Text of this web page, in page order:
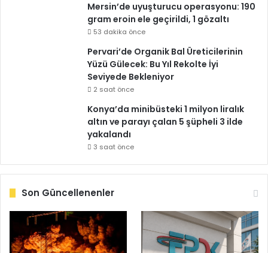
Mersin’de uyuşturucu operasyonu: 190
gram eroin ele geçirildi, 1 gözaltı
53 dakika önce
Pervari’de Organik Bal Üreticilerinin
Yüzü Gülecek: Bu Yıl Rekolte İyi
Seviyede Bekleniyor
2 saat önce
Konya’da minibüsteki 1 milyon liralık
altın ve parayı çalan 5 şüpheli 3 ilde
yakalandı
3 saat önce
Son Güncellenenler